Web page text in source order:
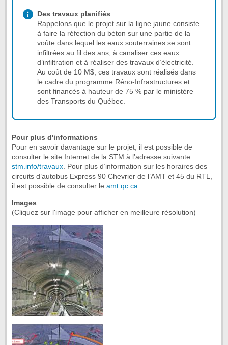
Des travaux planifiés
Rappelons que le projet sur la ligne jaune consiste
à faire la réfection du béton sur une partie de la
voûte dans lequel les eaux souterraines se sont
infiltrées au fil des ans, à canaliser ces eaux
d’infiltration et à réaliser des travaux d’électricité.
Au coût de 10 M$, ces travaux sont réalisés dans
le cadre du programme Réno-Infrastructures et
sont financés à hauteur de 75 % par le ministère
des Transports du Québec.
Pour plus d'informations
Pour en savoir davantage sur le projet, il est possible de
consulter le site Internet de la STM à l’adresse suivante :
stm.info/travaux. Pour plus d’information sur les horaires des
circuits d’autobus Express 90 Chevrier de l’AMT et 45 du RTL,
il est possible de consulter le amt.qc.ca.
Images
(Cliquez sur l'image pour afficher en meilleure résolution)